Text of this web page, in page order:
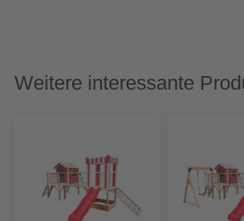
Weitere interessante